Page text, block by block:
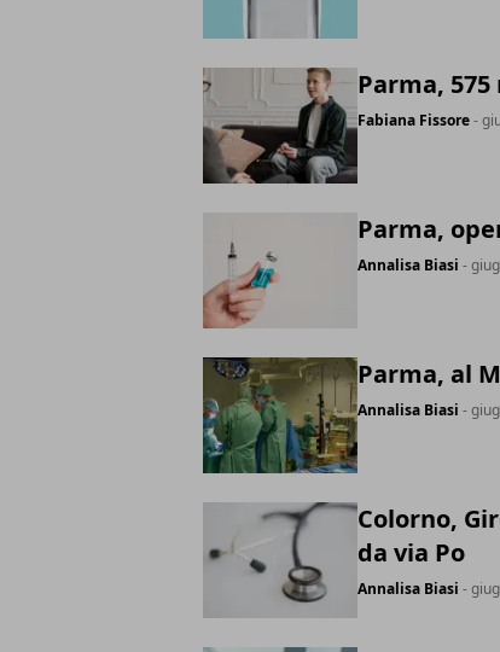
Parma,
Fabiana Fissore-
Parma,
Annalisa Biasi -
Parma, al
Annalisa Biasi -
Colorno,
da via Po
Annalisa Biasi -